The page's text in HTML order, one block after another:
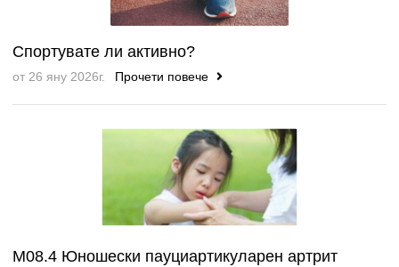
Спортувате ли активно?
от 26 яну 2026г. Прочети повече
M08.4 Юношески пауциартикуларен артрит